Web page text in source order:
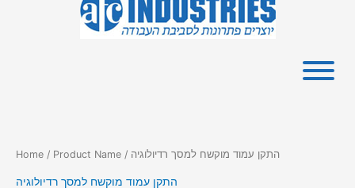
Home / Product Name / התקן עמוד מוקשח למסך רדיולוגיה
התקן עמוד מוקשח למסך רדיולוגיה